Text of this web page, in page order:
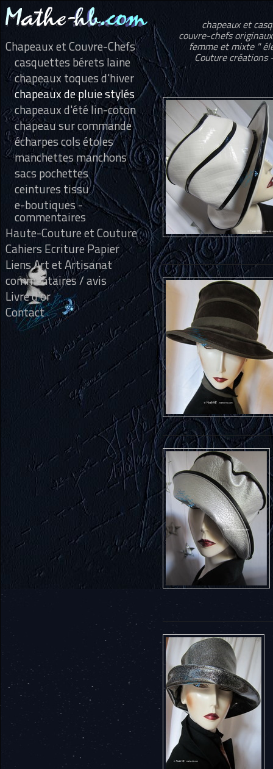
Chapeaux et Couvre-Chefs
casquettes bérets laine
chapeaux toques d'hiver
chapeaux de pluie stylés
chapeaux d'été lin-coton
chapeau sur commande
écharpes cols étoles
manchettes manchons
sacs pochettes
ceintures tissu
e-boutiques -
commentaires
Haute-Couture et Couture
Cahiers Ecriture Papier
Liens Art et Artisanat
commentaires / avis
Livre d'or
Contact
chapeaux et
couvre-chefs
femme et mixte "
Couture